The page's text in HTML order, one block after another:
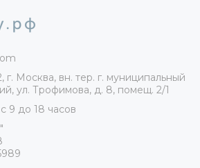
г. Москва, вн. тер. г. муниципальный
ул. Трофимова, д. 8, помещ. 2/1
9 до 18 часов